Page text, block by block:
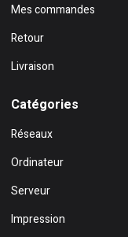
Mes commandes
Retour
Livraison
Catégories
Réseaux
Ordinateur
Serveur
Impression